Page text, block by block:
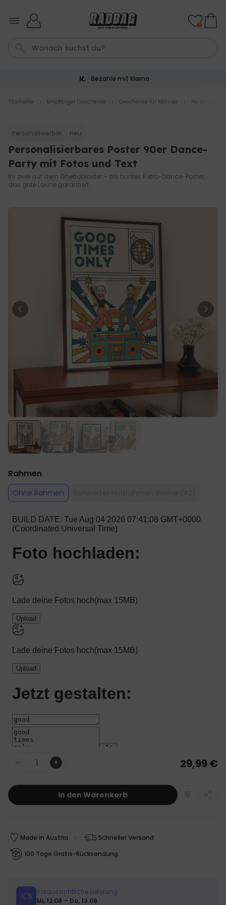
Personalisierbares Aperol
Spritz Glas mit Name
16,99 €
Personalisierbar
34,99 €
Personalisierbar
Personalisierbares Handtuch
Maritim mit Text
34,99 €
Personalisierbar
Personalisierbare
Champagnerschale mit Text
über 2.000
mal gekauft
24,99 €
Personalisierbar
Personalisierbarer Duftbaum
2er Set mit Gesicht
0
Bezahle mit Klarna
Startseite Empfänger Geschenke Geschenke für Männer
Personalisierbar neu
Personalisierbares Poster 90er Dance-
Party mit Fotos und Text
Ihr zwei auf dem Ghettoblaster – als buntes Retro-Dance-Poster,
das gute Laune garantiert.
Rahmen
Ohne Rahmen
29,99 €
In den Warenkorb
Made in Austria
Schneller Versand
100 Tage Gratis-Rücksendung
Voraussichtliche Lieferung:
Mi, 12.08 – Do, 13.08